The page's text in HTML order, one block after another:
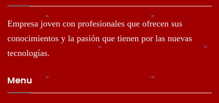
Empresa joven con profesionales que ofrecen sus
conocimientos y la pasión que tienen por las nuevas
tecnologías.
Menu